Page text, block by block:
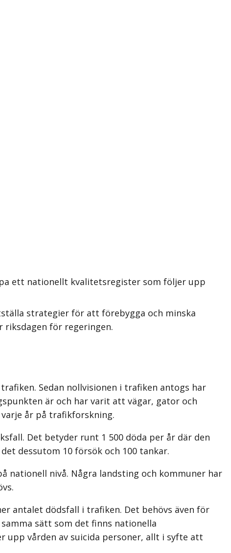
ett nationellt kvalitetsregister som följer upp
strategier för att förebygga och minska
riksdagen för regeringen.
Sedan nollvisionen i trafiken antogs har
är och har varit att vägar, gator och
år på trafikforskning.
Det betyder runt 1 500 döda per år där den
dessutom 10 försök och 100 tankar.
nationell nivå. Några landsting och kommuner har
antalet dödsfall i trafiken. Det behövs även för
sätt som det finns nationella
vården av suicida personer, allt i syfte att